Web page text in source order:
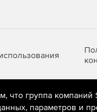
(информационные
что группа компаний
параметров и